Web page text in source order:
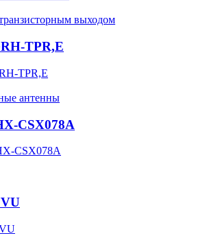
выходом
TPR,E
антенны
CSX078A